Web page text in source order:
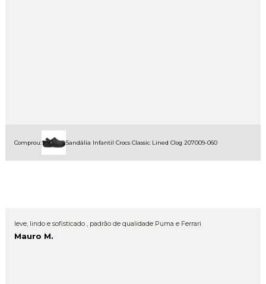
Comprou: Sandália Infantil Crocs Classic Lined Clog 207009-060
leve, lindo e sofisticado , padrão de qualidade Puma e Ferrari
Mauro M.